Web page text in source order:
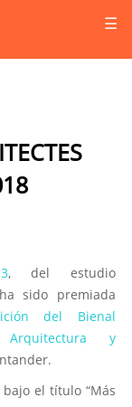
☰
, del estudio
sido premiada
del Bienal
y
el título “Más